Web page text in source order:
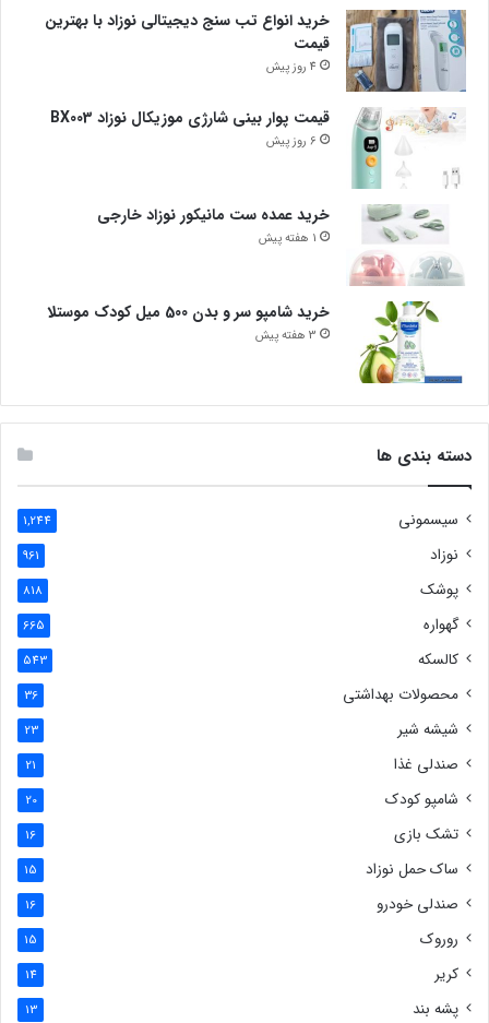
خرید انواع تب سنج دیجیتالی نوزاد با بهترین
قیمت
4 روز پیش
قیمت پوار بینی شارژی موزیکال نوزاد BX003
6 روز پیش
خرید عمده ست مانیکور نوزاد خارجی
1 هفته پیش
خرید شامپو سر و بدن 500 میل کودک موستلا
3 هفته پیش
دسته بندی ها
سیسمونی 1,244
نوزاد 961
پوشک 818
گهواره 665
کالسکه 543
محصولات بهداشتی 36
شیشه شیر 23
صندلی غذا 21
شامپو کودک 20
تشک بازی 16
ساک حمل نوزاد 15
صندلی خودرو 16
روروک 15
کریر 14
پشه بند 13